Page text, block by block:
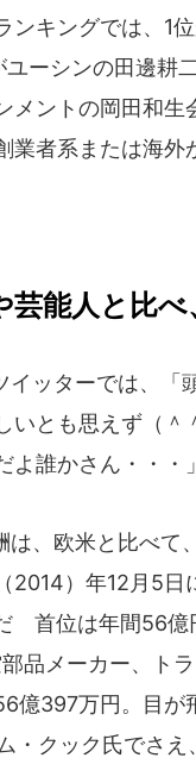
ンキングでは、1
ユーシンの田邊
メントの岡田和
業者系または海
芸能人と比
ッターでは、「
いとも思えず（＾
よ誰かさん・・・
、欧米と比べて
2014）年12月5
首位は年間56
品メーカー、ト
億397万円。目
・クック氏でさ